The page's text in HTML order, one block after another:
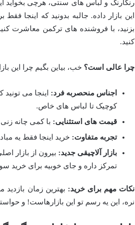
رنگارنگ و لباس های سنتی، هرچی بخواید
این بازار داده. جالبه بدونید که اینجا
بزنید، با فروشنده های ترکمن معاشرت
کنید.
چرا عالی است؟ خب، بیاین بگیم چرا این
اجناس منحصربه فرد: اینجا می تونید
کوچیک تا لباس های خاص.
قیمت های استثنایی: با کمی چانه
تجربه متفاوت: خرید اینجا فقط یه
بازار آلاچیقی جدید: بیرون از بازار
تمرکز داره و جای خوبیه برای خرید
نکات مهم برای خرید: بهترین زمان
نره، این یه رسم تو این بازارهاست! و